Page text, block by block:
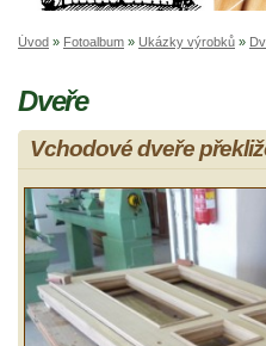
Úvod » Fotoalbum » Ukázky výrobků »
Dveře
Vchodové dveře